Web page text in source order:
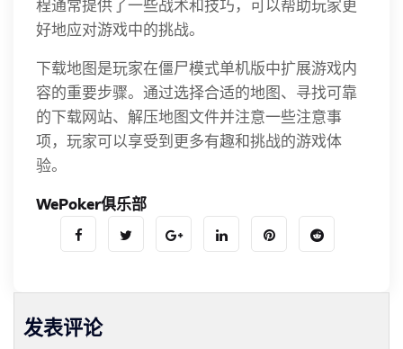
程通常提供了一些战术和技巧，可以帮助玩家更
好地应对游戏中的挑战。
下载地图是玩家在僵尸模式单机版中扩展游戏内
容的重要步骤。通过选择合适的地图、寻找可靠
的下载网站、解压地图文件并注意一些注意事
项，玩家可以享受到更多有趣和挑战的游戏体
验。
WePoker俱乐部
发表评论